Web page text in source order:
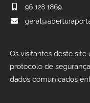
96 128 1869
Os visitantes deste site
protocolo de
dados comunicados